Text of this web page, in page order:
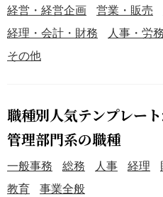
経営・経営企画 営業・販売
経理・会計・財務
人事・労務
その他
職種別人気テンプレー
管理部門系の職種
一般事務 総務 人事 経理
教育
事業全般